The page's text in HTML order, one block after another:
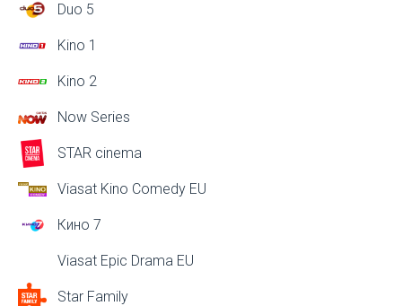
Duo 5
Kino 1
Kino 2
Now Series
STAR cinema
Viasat Kino Comedy EU
Кино 7
Viasat Epic Drama EU
Star Family